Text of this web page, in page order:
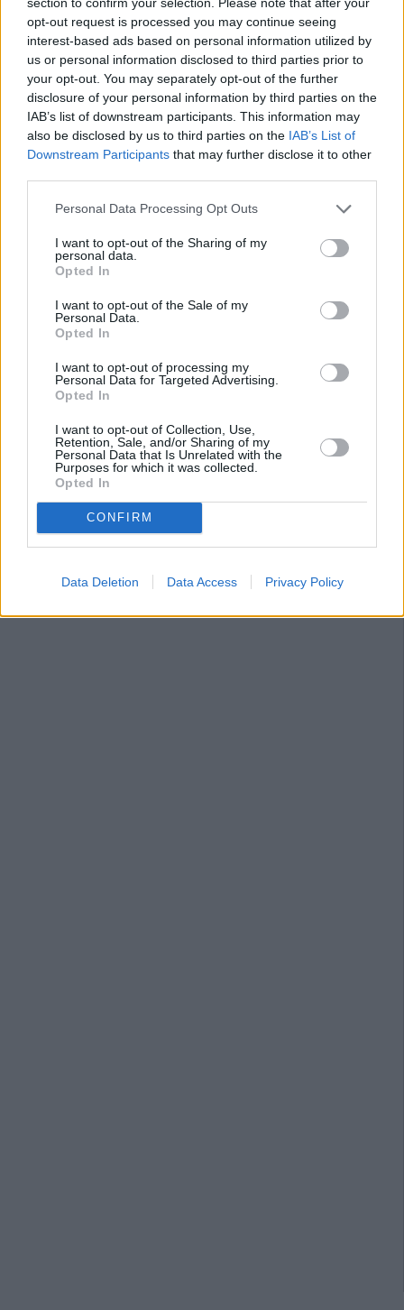
opt-out request is processed you may continue seeing
interest-based ads based on personal information utilized by
us or personal information disclosed to third parties prior to
your opt-out. You may separately opt-out of the further
disclosure of your personal information by third parties on the
IAB’s list of downstream participants. This information may
also be disclosed by us to third parties on the IAB’s List of
Downstream Participants that may further disclose it to other
Personal Data Processing Opt Outs
I want to opt-out of the Sharing of my
personal data.
Opted In
I want to opt-out of the Sale of my
Personal Data.
Opted In
I want to opt-out of processing my
Personal Data for Targeted Advertising.
Opted In
I want to opt-out of Collection, Use,
Retention, Sale, and/or Sharing of my
Personal Data that Is Unrelated with the
Purposes for which it was collected.
Opted In
CONFIRM
Data Deletion Data Access Privacy Policy
del resultado del examen, para evitar posibles agresiones,
verbales o físicas, es que se le puede entregar al profesor.
Una decisión que consideran “un avance sustancial”, si
bien piden que “se defina más porque, al final, es pasarle
la pelota a otro”, informa Europa Press. Otra de las
peticiones es que el número de pruebas por día y
examinador se rebaje de las 13 actuales a 12. Aducen para
ello que, entre que reciben a un alumno y termina la
cada 2 horas, “como cualquier conductor”. Además,
retribuciones. En este último caso, la DGT ha elevado la
propuesta a Hacienda.